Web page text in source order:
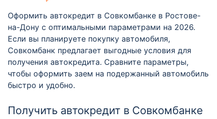
Оформить автокредит в Совкомбанке в Ростове-
на-Дону с оптимальными параметрами на 2026.
Если вы планируете покупку автомобиля,
Совкомбанк предлагает выгодные условия для
получения автокредита. Сравните параметры,
чтобы оформить заем на подержанный автомобиль
быстро и удобно.
Получить автокредит в Совкомбанке